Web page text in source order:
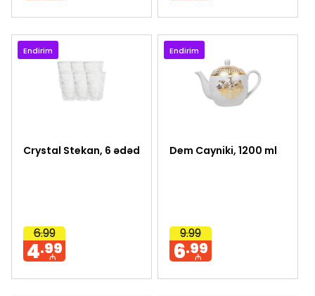
Endirim
Crystal Stekan, 6 ədəd
6.99
4.99
₼
Endirim
Dem Cayniki, 1200 ml
9.99
6.99
₼